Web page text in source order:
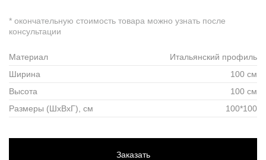
* окончательную стоимость товара можно узнать после
консультации
Материал
Итальянский профиль
Ширина
100 см
Высота
100 см
Размеры (ШхВхГ), см
100*100
Заказать